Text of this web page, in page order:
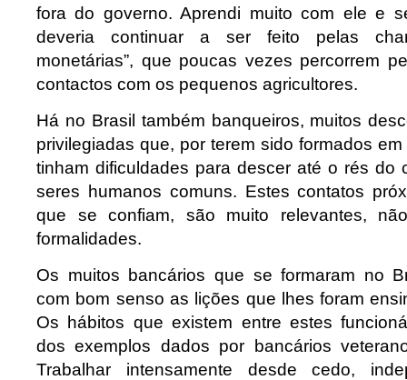
fora do governo. Aprendi muito com ele e
deveria continuar a ser feito pelas
monetárias”, que poucas vezes percorrem
contactos com os pequenos agricultores.
Há no Brasil também banqueiros, muitos
privilegiadas que, por terem sido formados
tinham dificuldades para descer até o rés do
seres humanos comuns. Estes contatos
que se confiam, são muito relevantes,
formalidades.
Os muitos bancários que se formaram no
com bom senso as lições que lhes foram
Os hábitos que existem entre estes
dos exemplos dados por bancários
Trabalhar intensamente desde cedo,